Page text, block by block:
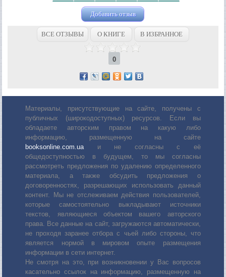
Добавить отзыв
ВСЕ ОТЗЫВЫ О КНИГЕ В ИЗБРАННОЕ
0
Материалы, присутствующие на сайте, получены с
публичных (широкодоступных) ресурсов. Если вы
обладаете авторским правом на какую либо
информацию, размещенную на сайте
booksonline.com.uaи не согласны с её
общедоступностью в будущем, то мы согласны
рассмотреть предложения по удалению определенного
материала, а также обсудить предложения о
договоренностях, разрешающих использовать данный
контент. Мы не отслеживаем действия пользователей,
которые самостоятельно выкладывают источники
текстов, являющиеся объектом вашего авторского
права. Все данные на сайт, загружаются автоматически,
не проходя заранее отбора с чьей либо стороны, что
является нормой в мировом опыте размещения
информации в сети интернет.
Не смотря на это, при возникновении у Вас вопросов
касательно ссылок на информацию, размещенную на